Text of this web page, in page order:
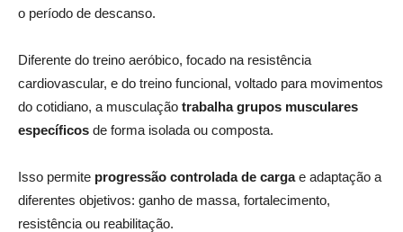
o período de descanso.
Diferente do treino aeróbico, focado na resistência
cardiovascular, e do treino funcional, voltado para movimentos
do cotidiano, a musculação trabalha grupos musculares
específicos de forma isolada ou composta.
Isso permite progressão controlada de cargae adaptação a
diferentes objetivos: ganho de massa, fortalecimento,
resistência ou reabilitação.